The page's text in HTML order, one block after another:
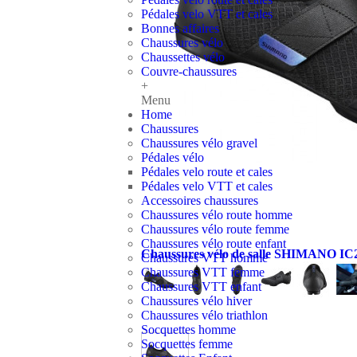
Pédales velo VTT et cales
Bonnes affaires
Chaussures vélo
Chaussettes vélo
Couvre-chaussures
+
Menu
Home
Chaussures
Chaussures vélo gravel
Pédales vélo
Pédales velo route et cales
Pédales velo VTT et cales
Accessoires chaussures
Chaussures vélo route homme
Chaussures vélo route femme
Chaussures vélo route enfant
Chaussures VTT homme
Chaussures VTT femme
Chaussures VTT enfant
Chaussures vélo hiver
Chaussures vélo triathlon
Socquettes homme
Socquettes femme
Chaussures vélo de salle SHIMANO